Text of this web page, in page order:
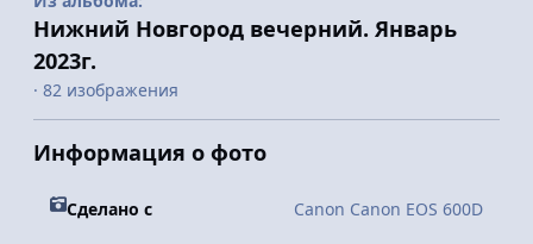
Нижний Новгород вечерний. Январь
2023г.
· 82 изображения
Информация о фото
Сделано с Canon Canon EOS 600D